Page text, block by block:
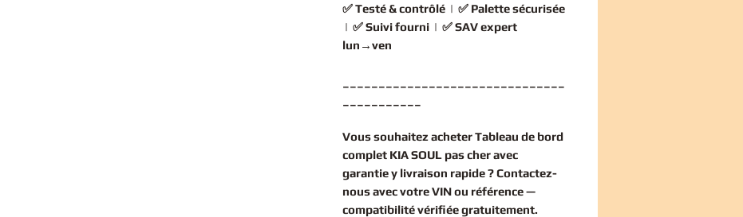
✅Testé & contrôlé | ✅ Palette sécurisée
| ✅Suivi fourni | ✅SAV expert
lun→ven
Vous souhaitez acheter Tableau de bord
complet KIA SOUL pas cheravec
garantie y livraison rapide ? Contactez-
nous avec votre VIN ou référence —
compatibilité vérifiéegratuitement.